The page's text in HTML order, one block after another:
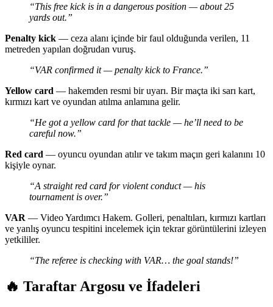
“This free kick is in a dangerous position — about 25
yards out.”
Penalty kick — ceza alanı içinde bir faul olduğunda verilen, 11
metreden yapılan doğrudan vuruş.
“VAR confirmed it — penalty kick to France.”
Yellow card — hakemden resmi bir uyarı. Bir maçta iki sarı kart,
kırmızı kart ve oyundan atılma anlamına gelir.
“He got a yellow card for that tackle — he’ll need to be
careful now.”
Red card — oyuncu oyundan atılır ve takım maçın geri kalanını 10
kişiyle oynar.
“A straight red card for violent conduct — his
tournament is over.”
VAR — Video Yardımcı Hakem. Golleri, penaltıları, kırmızı kartları
ve yanlış oyuncu tespitini incelemek için tekrar görüntülerini izleyen
yetkililer.
“The referee is checking with VAR… the goal stands!”
🔥 Taraftar Argosu ve İfadeleri